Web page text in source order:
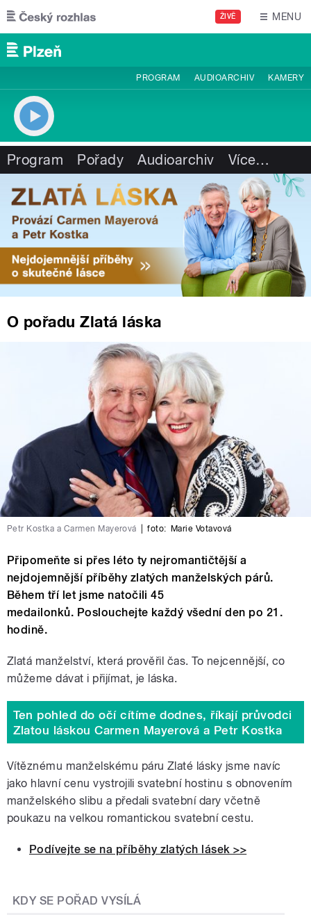
Přejít k hlavnímu obsahu
ŽIVĚ MENU
PROGRAM AUDIOARCHIV KAMERY
Program Pořady Audioarchiv Více…
O pořadu Zlatá láska
Petr Kostka a Carmen Mayerová foto: Marie Votavová
Připomeňte si přes léto ty nejromantičtější a
nejdojemnější příběhy zlatých manželských párů.
Během tří let jsme natočili 45
medailonků. Poslouchejte každý všední den po 21.
hodině.
Zlatá manželství, která prověřil čas. To nejcennější, co
můžeme dávat i přijímat, je láska.
Ten pohled do očí cítíme dodnes, říkají průvodci
Zlatou láskou Carmen Mayerová a Petr Kostka
Vítěznému manželskému páru Zlaté lásky jsme navíc
jako hlavní cenu vystrojili svatební hostinu s obnovením
manželského slibu a předali svatební dary včetně
poukazu na velkou romantickou svatební cestu.
Podívejte se na příběhy zlatých lásek >>
KDY SE POŘAD VYSÍLÁ